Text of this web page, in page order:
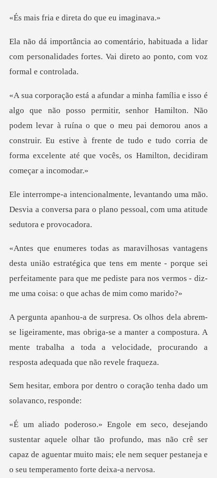
e direta do qu
ada a lidar
com personalidades fortes. Vai d
milton. Não
podem levar à ruína o que o meu pai demorou anos a
construir. Eu estive à frente de
o uma mão.
Desvia a conversa para o plano pe
tégica que tens em mente - porque sei
perfeitamente para que me pedis
te, mas obriga-se a manter a compostura. A
mente trabalha a toda a
entro o coração tenha dad
olhar tão profundo, mas não crê ser
capaz de aguentar muito mais; e